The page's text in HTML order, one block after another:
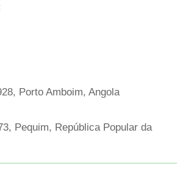
Porto Amboim, Angola
Pequim, República Popular da